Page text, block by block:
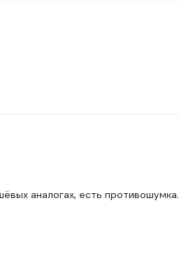
аналогах, есть противошумка.